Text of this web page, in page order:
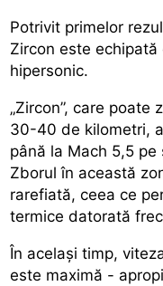
Potrivit primelor
Zircon este
hipersonic.
„Zircon”, care
30-40 de kilometri,
până la Mach 5,5
Zborul în această
rarefiată, ceea ce
termice datorată
În același timp,
este maximă -